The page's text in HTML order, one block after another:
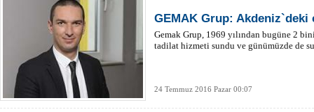
GEMAK Grup:
Gemak Grup, 1969 yılından bugüne 2
tadilat hizmeti sundu ve günümüzde de
24 Temmuz 2016 Pazar 00:07